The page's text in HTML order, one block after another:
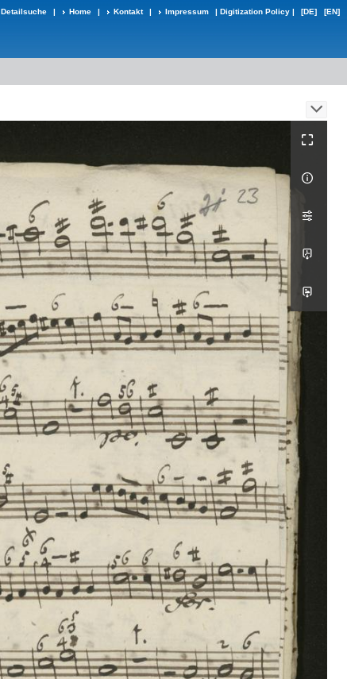
Detailsuche | Home | Kontakt | Impressum | Digitization Policy | [DE] [EN]